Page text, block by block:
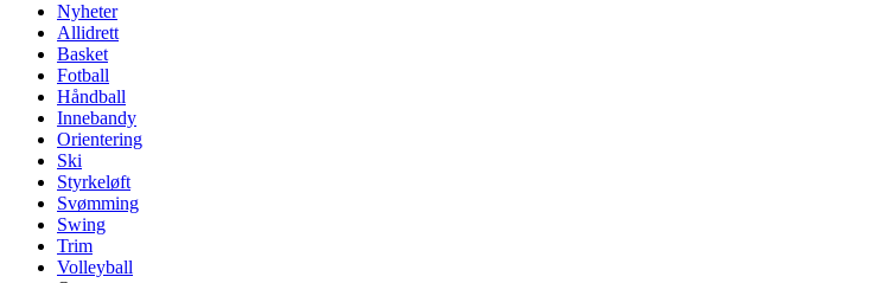
Nyheter
Allidrett
Basket
Fotball
Håndball
Innebandy
Orientering
Ski
Styrkeløft
Svømming
Swing
Trim
Volleyball